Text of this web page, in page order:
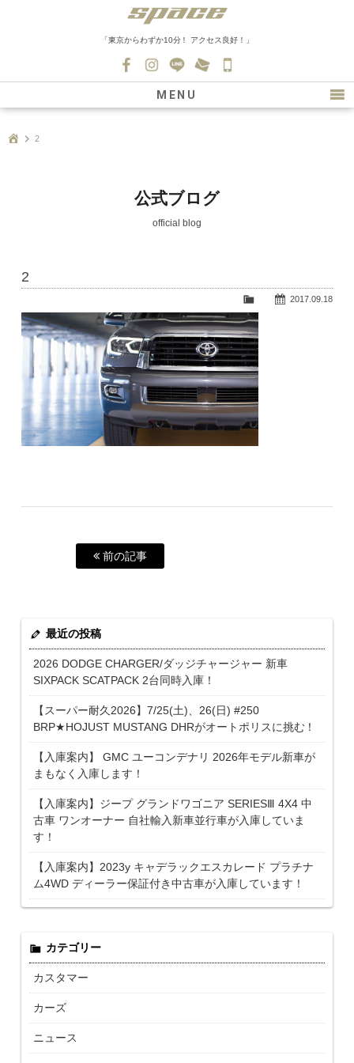
「東京からわずか10分！ アクセス良好！」
0139
MENU
新車情報
在庫車情報
会社紹介
スタッフ募集
2
公式ブログ
official blog
2
2017.09.18
前の記事
最近の投稿
2026 DODGE CHARGER/ダッジチャージャー 新車
SIXPACK SCATPACK 2台同時入庫！
【スーパー耐久2026】7/25(土)、26(日) #250
BRP★HOJUST MUSTANG DHRがオートポリスに挑む！
【入庫案内】 GMC ユーコンデナリ 2026年モデル新車が
まもなく入庫します！
【入庫案内】ジープ グランドワゴニア SERIESⅢ 4X4 中
古車 ワンオーナー 自社輸入新車並行車が入庫していま
す！
【入庫案内】2023y キャデラックエスカレード プラチナ
ム4WD ディーラー保証付き中古車が入庫しています！
カテゴリー
カスタマー
カーズ
ニュース